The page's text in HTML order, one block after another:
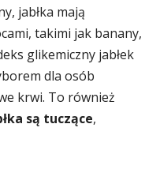
jabłka mają
takimi jak banany,
glikemiczny jabłek
dla osób
krwi. To również
są tuczące,